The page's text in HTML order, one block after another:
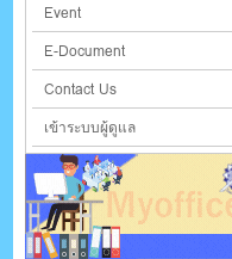
Event
E-Document
Contact Us
เข้าระบบผู้ดูแล